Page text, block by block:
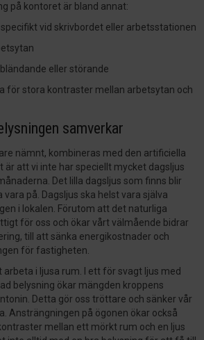
på kontoret är bland annat:
vid skrivbordet eller arbetsstationen
eller störande
för stora kontraster mellan arbetsytan och
samverkar
nämnt, kombineras med den artificiella
är att vi inte har speciellt mycket dagsljus
Det lilla dagsljus som finns blir
på. Dagsljus ska helst vara själva
i lokalen. Förutom att det naturliga
för oss och ökar vårt välmående bidrar
till att sänka energikostnader och
för fastigheten.
i ljusa rum. I ett för svagt ljus med
belysning ökar mängden kroppens
Detta gör oss tröttare och sänker vår
Ansträngningen på ögonen ökar också
mellan ett mörkt rum och en ljus